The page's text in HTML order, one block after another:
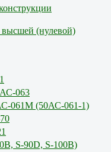
высшей (нулевой)
063
061М (50АС-061-1)
S-90D, S-100В)